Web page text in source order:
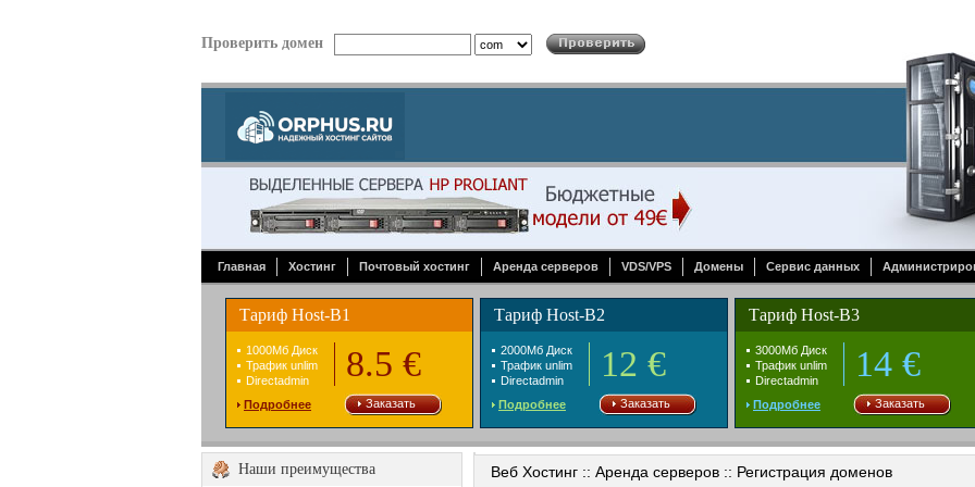
Проверить домен
Главная Хостинг Почтовый хостинг Аренда серверов VDS/VPS Домены Сервис данных
Тариф Host-B1
1000Mб Диск
Трафик unlim
Directadmin
8.5 €
Подробнее Заказать
Тариф Host-B2
2000Mб Диск
Трафик unlim
Directadmin
12 €
Подробнее Заказать
Тариф Host-B3
3000Mб Диск
Трафик unlim
Directadmin
14 €
Подробнее Заказать
Наши преимущества Веб Хостинг :: Аренда серверов :: Регистрация доменов